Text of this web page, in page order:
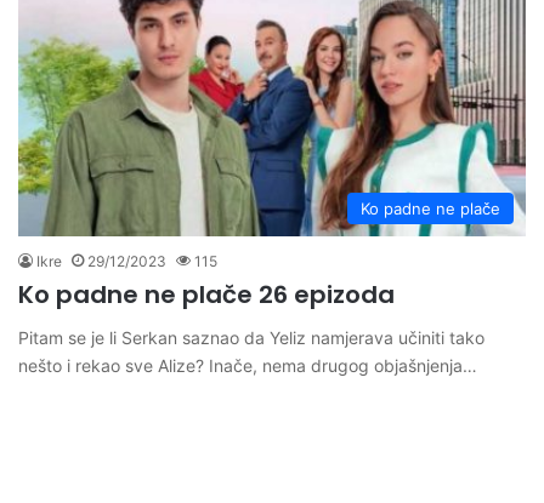
Ko padne ne plače
Ikre 29/12/2023 115
Ko padne ne plače 26 epizoda
Pitam se je li Serkan saznao da Yeliz namjerava učiniti tako
nešto i rekao sve Alize? Inače, nema drugog objašnjenja…